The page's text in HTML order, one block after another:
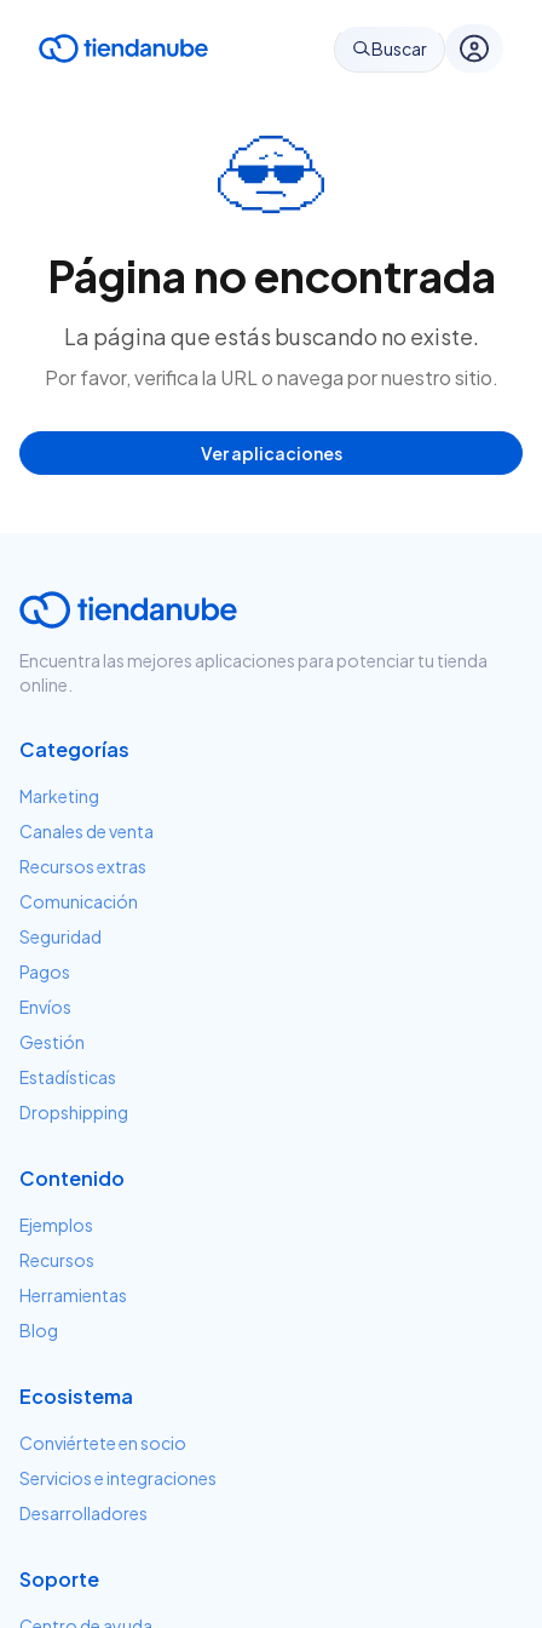
Buscar
Página no encontrada
La página que estás buscando no existe.
Por favor, verifica la URL o navega por nuestro sitio.
Ver aplicaciones
Encuentra las mejores aplicaciones para potenciar tu tienda
online.
Categorías
Marketing
Canales de venta
Recursos extras
Comunicación
Seguridad
Pagos
Envíos
Gestión
Estadísticas
Dropshipping
Contenido
Ejemplos
Recursos
Herramientas
Blog
Ecosistema
Conviértete en socio
Servicios e integraciones
Desarrolladores
Soporte